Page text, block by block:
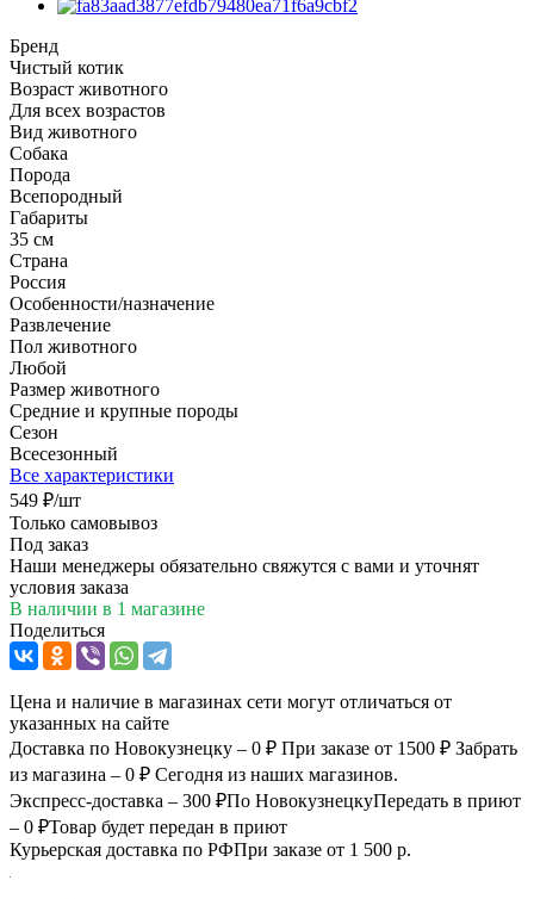
Бренд
Чистый котик
Возраст животного
Для всех возрастов
Вид животного
Собака
Порода
Всепородный
Габариты
35 см
Страна
Россия
Особенности/назначение
Развлечение
Пол животного
Любой
Размер животного
Средние и крупные породы
Сезон
Всесезонный
Все характеристики
549 ₽/шт
Только самовывоз
Под заказ
Наши менеджеры обязательно свяжутся с вами и уточнят
условия заказа
В наличии в 1 магазине
Поделиться
Цена и наличие в магазинах сети могут отличаться от
указанных на сайте
Доставка по Новокузнецку – 0 ₽ При заказе от 1500 ₽ Забрать
из магазина – 0 ₽ Сегодня из наших магазинов.
Экспресс-доставка – 300 ₽По НовокузнецкуПередать в приют
– 0 ₽Товар будет передан в приют
Курьерская доставка по РФПри заказе от 1 500 р.